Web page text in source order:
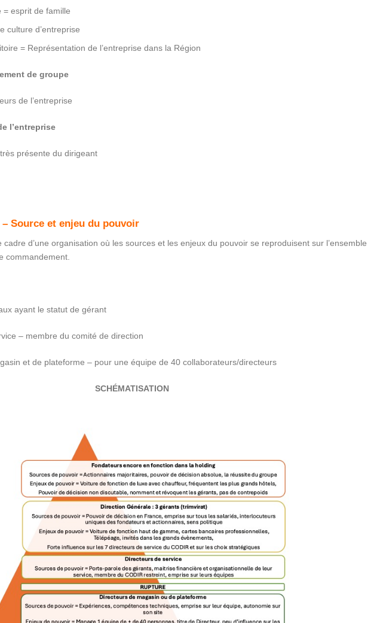
= esprit de famille
culture d’entreprise
= Représentation de l’entreprise dans la Région
de groupe
de l’entreprise
l’entreprise
présente du dirigeant
Source et enjeu du pouvoir
d’une organisation où les sources et les enjeux du pouvoir se reproduisent sur l’ensemble
commandement.
ayant le statut de gérant
– membre du comité de direction
et de plateforme – pour une équipe de 40 collaborateurs/directeurs
SCHÉMATISATION